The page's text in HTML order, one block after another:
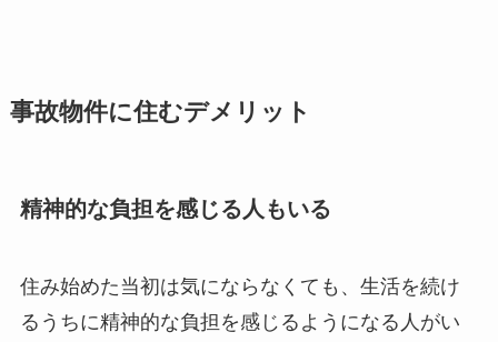
事故物件に住むデメリット
精神的な負担を感じる人もいる
住み始めた当初は気にならなくても、生活を続け
るうちに精神的な負担を感じるようになる人がい